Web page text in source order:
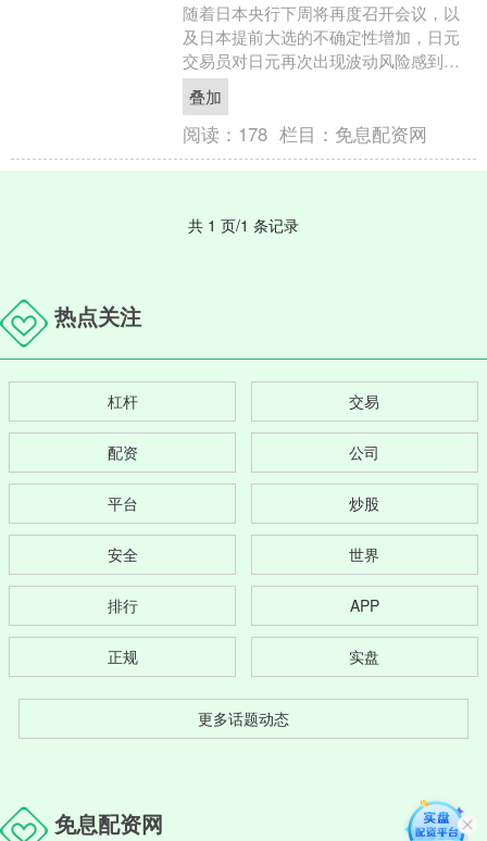
随着日本央行下周将再度召开会议，以
及日本提前大选的不确定性增加，日元
交易员对日元再次出现波动风险感到紧
张不安。 同时，日元进一步贬值引发了
市场对日本当局可能再度....
叠加
阅读： 178 栏目： 免息配资网
共 1 页/1 条记录
热点关注
杠杆 交易
配资 公司
平台 炒股
安全 世界
排行 APP
正规 实盘
更多话题动态
免息配资网